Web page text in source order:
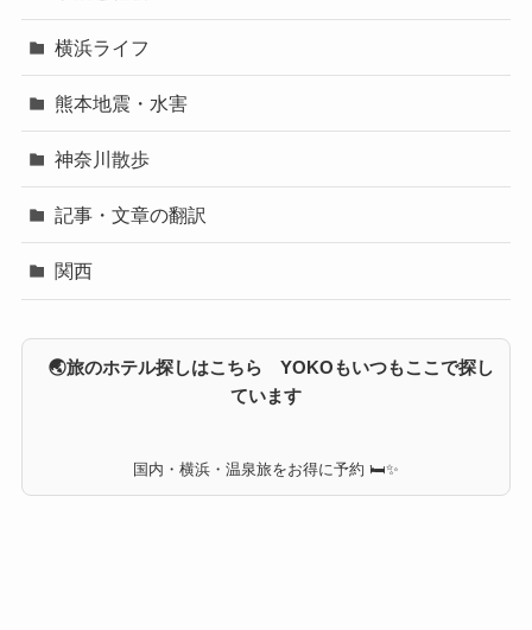
横浜ライフ
熊本地震・水害
神奈川散歩
記事・文章の翻訳
関西
🌏旅のホテル探しはこちら YOKOもいつもここで探し
ています
国内・横浜・温泉旅をお得に予約 🛏✨